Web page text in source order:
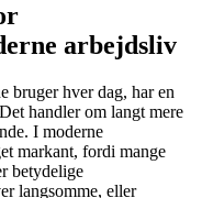
arbejdsliv
bruger hver dag, har en
handler om langt mere
I moderne
markant, fordi mange
betydelige
langsomme, eller